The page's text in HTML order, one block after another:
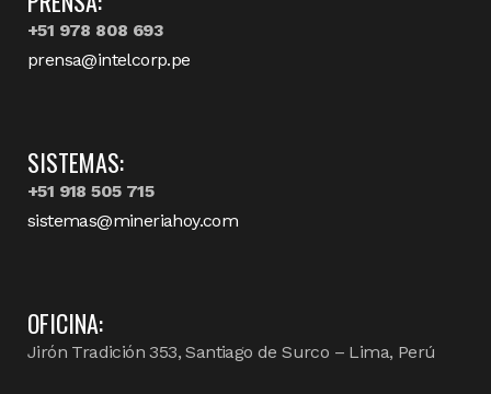
+51 978 808 693
prensa@intelcorp.pe
SISTEMAS:
+51 918 505 715
sistemas@mineriahoy.com
OFICINA:
Jirón Tradición 353, Santiago de Surco – Lima, Perú